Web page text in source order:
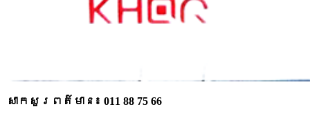
សាកសួរពត៌មាន៖ 011 88 75 66